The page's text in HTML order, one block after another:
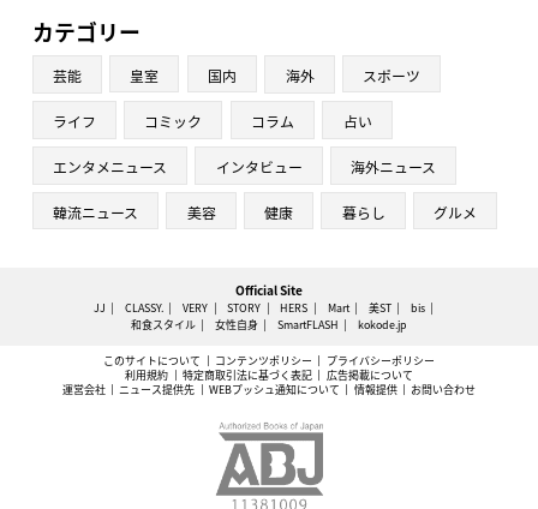
カテゴリー
芸能 皇室 国内 海外 スポーツ
ライフ コミック コラム 占い
エンタメニュース インタビュー 海外ニュース
韓流ニュース 美容 健康 暮らし グルメ
Official Site
JJ CLASSY. VERY STORY HERS Mart 美ST
bis
和食スタイル
女性自身 SmartFLASH kokode.jp
このサイトについて コンテンツポリシー
プライバシーポリシー
利用規約
特定商取引法に基づく表記
広告掲載について
運営会社
ニュース提供先 WEBプッシュ通知について 情報提供 お問い合わせ